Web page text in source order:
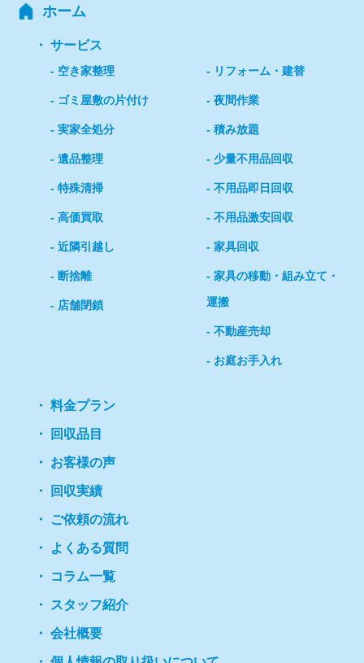
ホーム
サービス
空き家整理
ゴミ屋敷の片付け
実家全処分
遺品整理
特殊清掃
高価買取
近隣引越し
断捨離
店舗閉鎖
リフォーム・建替
夜間作業
積み放題
少量不用品回収
不用品即日回収
不用品激安回収
家具回収
家具の移動・組み立て・
運搬
不動産売却
お庭お手入れ
料金プラン
回収品目
お客様の声
回収実績
ご依頼の流れ
よくある質問
コラム一覧
スタッフ紹介
会社概要